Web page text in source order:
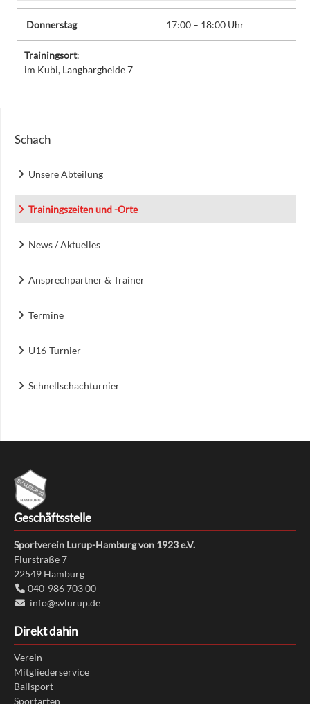
Donnerstag 17:00 – 18:00 Uhr
Trainingsort:
im Kubi, Langbargheide 7
Schach
Unsere Abteilung
Trainingszeiten und -Orte
News / Aktuelles
Ansprechpartner & Trainer
Termine
U16-Turnier
Schnellschachturnier
Geschäftsstelle
Sportverein Lurup-Hamburg von 1923 e.V.
Flurstraße 7
22549 Hamburg
040-986 703 00
info@svlurup.de
Direkt dahin
Verein
Mitgliederservice
Ballsport
Sportarten